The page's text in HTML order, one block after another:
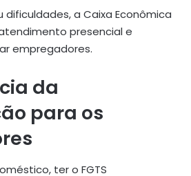
dificuldades, a Caixa Econômica
presencial e
empregadores.
da
para os
ter o FGTS